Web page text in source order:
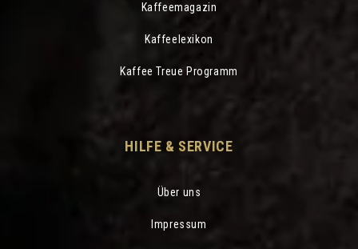
Kaffeemagazin
Kaffeelexikon
Kaffee Treue Programm
HILFE & SERVICE
Über uns
Impressum